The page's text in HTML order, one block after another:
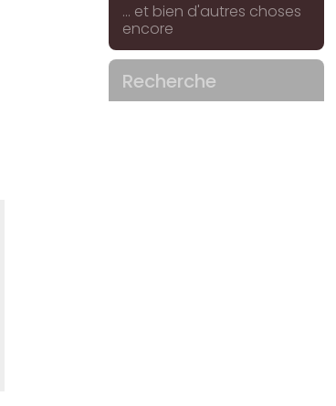
... et bien d'autres choses
encore
Recherche